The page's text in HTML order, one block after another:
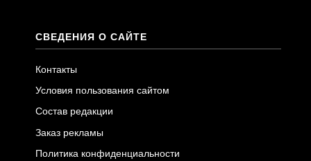
СВЕДЕНИЯ О САЙТЕ
Контакты
Условия пользования сайтом
Состав редакции
Заказ рекламы
Политика конфиденциальности